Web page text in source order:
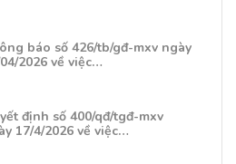
báo số 426/tb/gđ-mxv ngày
2026 về việc…
định số 400/qđ/tgđ-mxv
17/4/2026 về việc…